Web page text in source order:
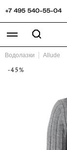
+7 495 540-55-04
Водолазки Allude
-45%